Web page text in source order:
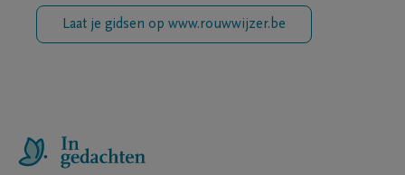
Laat je gidsen op www.rouwwijzer.be